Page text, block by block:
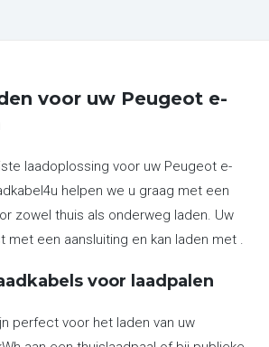
voor uw Peugeot e-
laadoplossing voor uw Peugeot e-
helpen we u graag met een
zowel thuis als onderweg laden. Uw
met een aansluiting en kan laden met .
voor laadpalen
perfect voor het laden van uw